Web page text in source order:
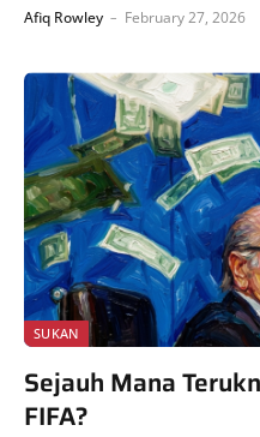
Afiq Rowley February 27, 2026
SUKAN
Sejauh Mana
FIFA?